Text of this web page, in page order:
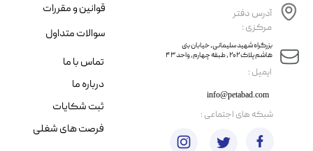
​ایمیل :
آدرس دفتر
مرکزی :
info@petabad.com
​​بزرگراه شهید سلیمانی، خیابان بنی
هاشم پلاک ۲۰۲ ، طبقه چهارم، واحد ۴۳
قوانین و مقررات
سوالات متداول
تماس با ما
درباره ما
ثبت شکایات
فرصت های شغلی
​شبکه های اجتماعی :